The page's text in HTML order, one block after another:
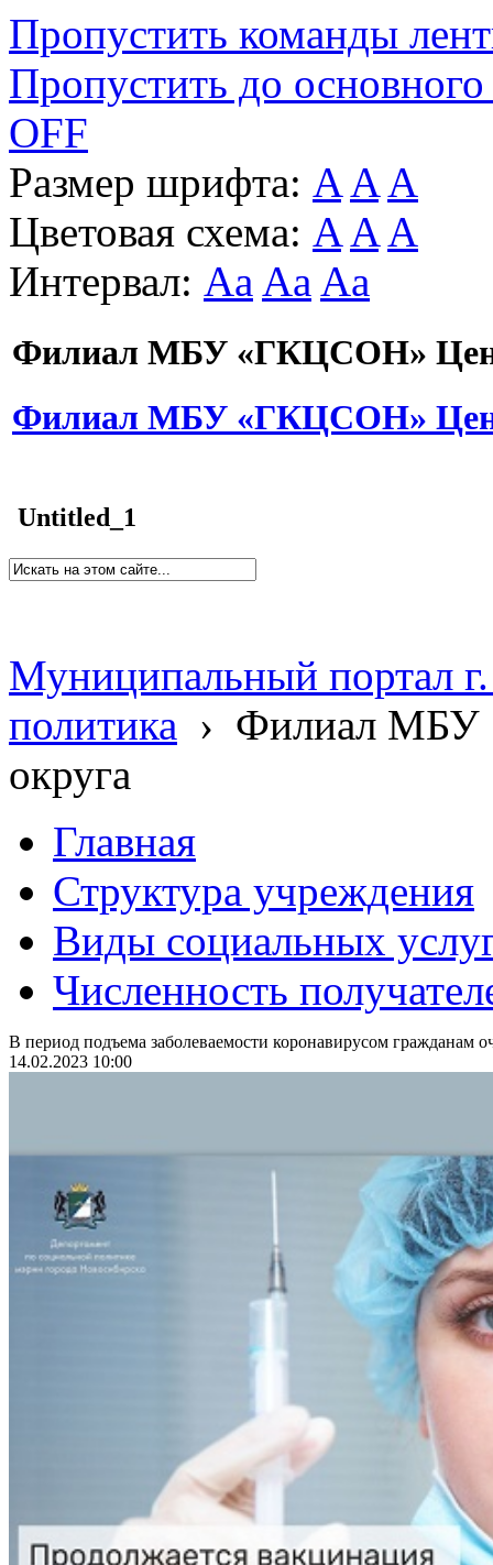
Пропустить команды
Пропустить до основного
OFF
Размер шрифта: A A A
Цветовая схема: A A A
Интервал: Aa Aa Aa
Филиал МБУ «ГКЦСОН»
Филиал МБУ «ГКЦСОН»
Untitled_1
Муниципальный портал
политика › Филиал МБУ
округа
Главная
Структура учреждения
Виды социальных
Численность
В период подъема заболеваемости коронавирусом гражданам
14.02.2023 10:00